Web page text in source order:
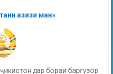
азизи ман»
дар бораи баргузор